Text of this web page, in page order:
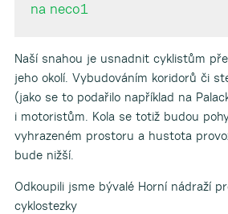
na neco1
Naší snahou je usnadnit cyklistům
jeho okolí. Vybudováním koridorů či
(jako se to podařilo například na
i motoristům. Kola se totiž budou
vyhrazeném prostoru a hustota
bude nižší.
Odkoupili jsme bývalé Horní nádraží
cyklostezky